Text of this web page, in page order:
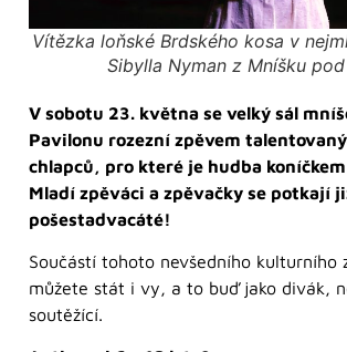
Vítězka loňské Brdského kosa v
Sibylla Nyman z Mníšku
V sobotu 23. května se velký sál
Pavilonu rozezní zpěvem
chlapců, pro které je hudba
Mladí zpěváci a zpěvačky se potkají
pošestadvacáté!
Součástí tohoto nevšedního kulturního
můžete stát i vy, a to buď jako divák,
soutěžící.